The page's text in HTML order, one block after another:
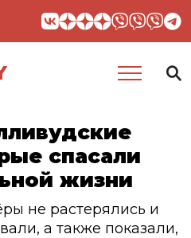
спасали
жизни
не растерялись и
а также показали,